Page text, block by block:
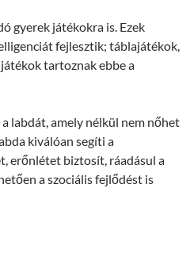
gyerek játékokra is. Ezek
fejlesztik; táblajátékok,
tartoznak ebbe a
labdát, amely nélkül nem nőhet
kiválóan segíti a
erőnlétet biztosít, ráadásul a
a szociális fejlődést is